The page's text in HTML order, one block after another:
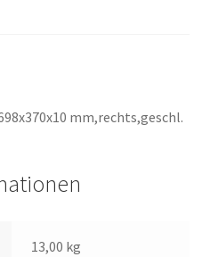
mm,rechts,geschl.
13,00 kg